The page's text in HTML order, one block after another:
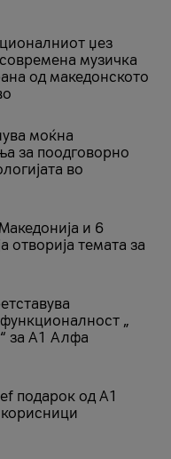
џез
музичка
од македонското
моќна
за поодговорно
во
и 6
отворија темата за
„
за А1 Алфа
подарок од А1
корисници